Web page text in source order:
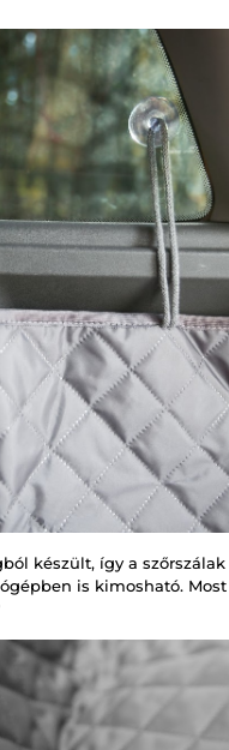
készült, így a
is kimosható.